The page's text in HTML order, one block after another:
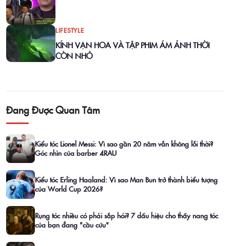
LIFESTYLE
KÍNH VẠN HOA VÀ TẬP PHIM ÁM ẢNH THỜI
CÒN NHỎ
Đang Được Quan Tâm
Kiểu tóc Lionel Messi: Vì sao gần 20 năm vẫn không lỗi thời?
Góc nhìn của barber 4RAU
Kiểu tóc Erling Haaland: Vì sao Man Bun trở thành biểu tượng
của World Cup 2026?
Rụng tóc nhiều có phải sắp hói? 7 dấu hiệu cho thấy nang tóc
của bạn đang "cầu cứu"